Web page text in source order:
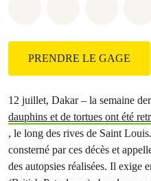
PRENDRE LE GAGE
12 juillet, Dakar – la semaine
dauphins et de tortues ont été
, le long des rives de Saint
consterné par ces décès et
des autopsies réalisées. Il exige